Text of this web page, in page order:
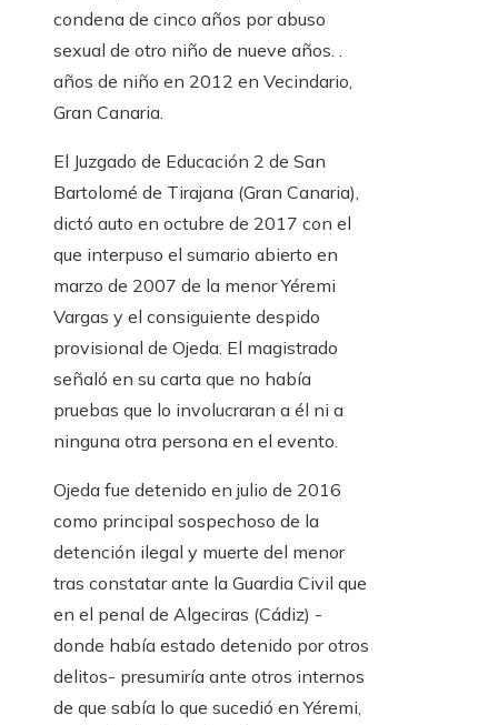
condena de cinco años por abuso
sexual de otro niño de nueve años. .
años de niño en 2012 en Vecindario,
Gran Canaria.
El Juzgado de Educación 2 de San
Bartolomé de Tirajana (Gran Canaria),
dictó auto en octubre de 2017 con el
que interpuso el sumario abierto en
marzo de 2007 de la menor Yéremi
Vargas y el consiguiente despido
provisional de Ojeda. El magistrado
señaló en su carta que no había
pruebas que lo involucraran a él ni a
ninguna otra persona en el evento.
Ojeda fue detenido en julio de 2016
como principal sospechoso de la
detención ilegal y muerte del menor
tras constatar ante la Guardia Civil que
en el penal de Algeciras (Cádiz) -
donde había estado detenido por otros
delitos- presumiría ante otros internos
de que sabía lo que sucedió en Yéremi,